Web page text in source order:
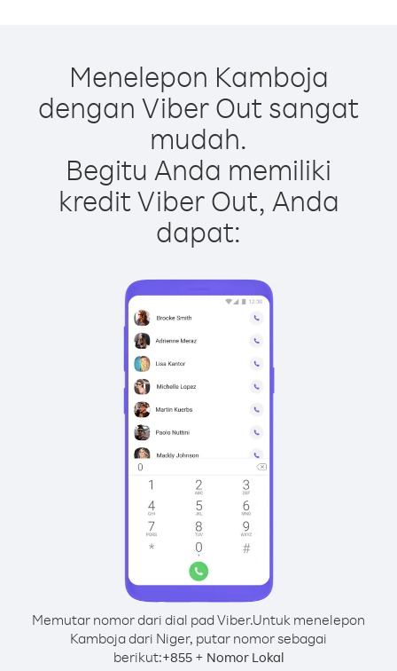
Menelepon Kamboja
dengan Viber Out sangat
mudah.
Begitu Anda memiliki
kredit Viber Out, Anda
dapat:
Memutar nomor dari dial pad Viber.Untuk menelepon
Kamboja dari Niger, putar nomor sebagai
berikut:+855+ Nomor Lokal